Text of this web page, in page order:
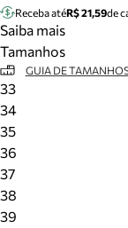
Tire dúvidas
Meus pedidos
Acompanhe
Receba atéR$ 21,59de
Saiba mais
Tamanhos
GUIA DE
33
34
35
36
37
38
39